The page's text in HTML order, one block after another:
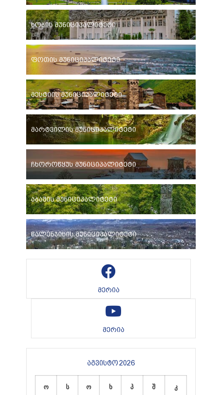
ხობის მუნიციპალიტეტი
ფოთის მუნიციპალიტეტი
მესტიის მუნიციპალიტეტი
მარტვილის მუნიციპალიტეტი
ჩხოროწყუს მუნიციპალიტეტი
აბაშის მუნიციპალიტეტი
წალენჯიხის მუნიციპალიტეტი
მერია
მერია
აგვისტო 2026
ო ს ო ხ პ შ კ